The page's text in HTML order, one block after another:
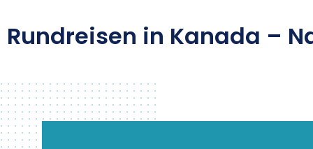
Rundreisen in Kanada –